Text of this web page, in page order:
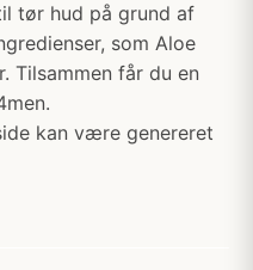
tør hud på grund af
som Aloe
Tilsammen får du en
kan være genereret